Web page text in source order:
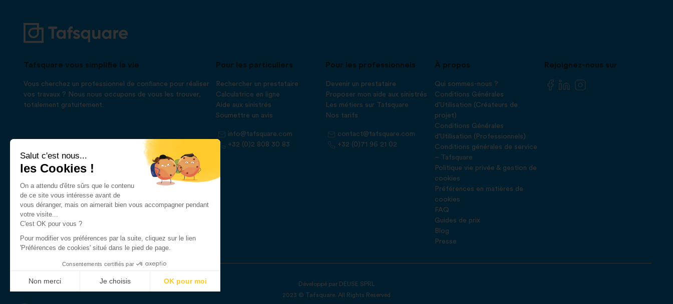
Tafsquare vous simplifie la vie
Vous cherchez un professionnel de confiance pour réaliser
vos travaux ? Nous nous occupons de vous les trouver,
totalement gratuitement.
Pour les particuliers
Rechercher un prestataire
Calculatrice en ligne
Aide aux sinistrés
Soumettre un avis
info@tafsquare.com
+32 (0)2 808 30 83
Pour les professionnels
Devenir un prestataire
Proposer mon aide aux sinistrés
Les métiers sur Tafsquare
Nos tarifs
contact@tafsquare.com
+32 (0)71 96 21 02
À propos
Qui sommes-nous ?
Conditions Générales
d'Utilisation (Créateurs de
projet)
Conditions Générales
d'Utilisation (Professionnels)
Conditions générales de service
– Tafsquare
Politique vie privée & gestion de
cookies
Préférences en matières de
cookies
FAQ
Guides de prix
Blog
Presse
Rejoignez-nous sur
Développé par DEUSE SPRL
2023 © Tafsquare. All Rights Reserved
Salut c'est nous...
les Cookies !
On a attendu d'être sûrs que le contenu
de ce site vous intéresse avant de
vous déranger, mais on aimerait bien vous accompagner pendant
votre visite...
C'est OK pour vous ?
Pour modifier vos préférences par la suite, cliquez sur le lien
'Préférences de cookies' situé dans le pied de page.
Consentements certifiés par
Non merci Je choisis OK pour moi